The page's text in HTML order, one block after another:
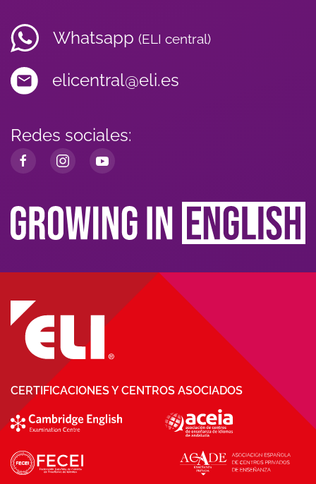
Whatsapp (ELI central)
elicentral@eli.es
Redes sociales:
CERTIFICACIONES Y CENTROS ASOCIADOS